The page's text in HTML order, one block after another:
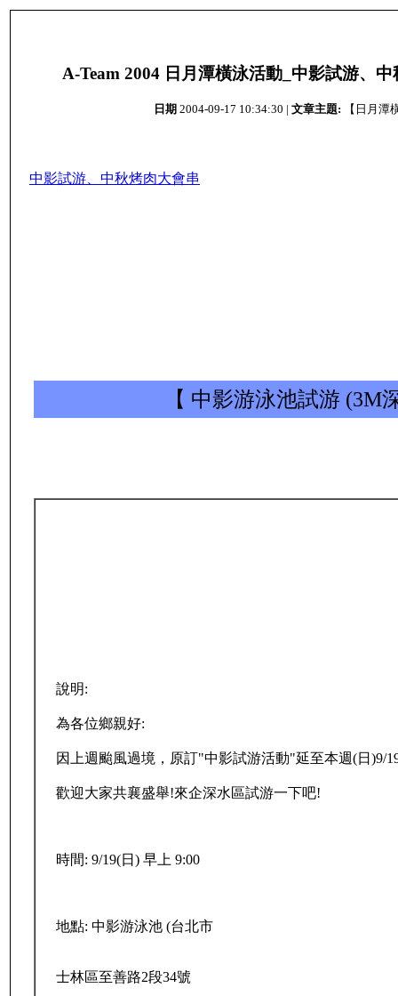
A-Team 2004 日月潭橫泳活動_中影試游、
日期 2004-09-17 10:34:30 | 文章主題: 【日月潭
中影試游、中秋烤肉大會串
【 中影游泳池試游 (3M
說明:
為各位鄉親好:
因上週颱風過境，原訂"中影試游活動"延至本週(日)9/
歡迎大家共襄盛舉!來企深水區試游一下吧!
時間: 9/19(日) 早上 9:00
地點: 中影游泳池 (台北市
士林區至善路2段34號